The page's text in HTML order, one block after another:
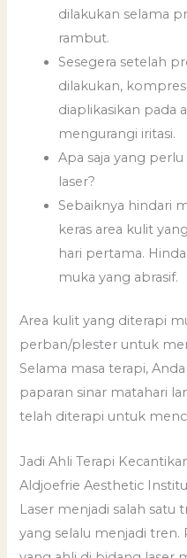
dilakukan selama
rambut.
Sesegera setelah
dilakukan,
diaplikasikan pada
mengurangi iritasi.
Apa saja yang
laser?
Sebaiknya hindari
keras area kulit
hari pertama.
muka yang abrasif.
Area kulit yang diterapi
perban/plester untuk
Selama masa terapi,
paparan sinar matahari
telah diterapi untuk
Jadi Ahli Terapi
Aldjoefrie Aesthetic
Laser menjadi salah satu
yang selalu menjadi